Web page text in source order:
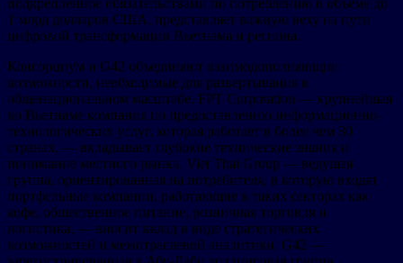
подкрепленное обязательствами по потреблению в объеме до
1 млрд долларов США, представляет важную веху на пути
цифровой трансформации Вьетнама и региона.
Консорциум и G42 объединяют взаимодополняющие
возможности, необходимые для развертывания в
общенациональном масштабе. FPT Corporation — крупнейшая
во Вьетнаме компания по предоставлению информационно-
технологических услуг, которая работает в более чем 30
странах, — вкладывает глубокие технические знания и
понимание местного рынка. Viet Thai Group — ведущая
группа, ориентированная на потребителя, в которую входят
портфельные компании, работающие в таких секторах как
кофе, общественное питание, розничная торговля и
логистика, — вносит вклад в виде стратегических
возможностей и межотраслевой аналитики. G42 —